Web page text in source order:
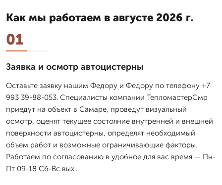
Как мы работаем в августе 2026 г.
01
Заявка и осмотр автоцистерны
Оставьте заявку нашим Федору и Федору по телефону +7
993 39-88-053. Специалисты компании ТепломастерСмр
приедут на объект в Самаре, проведут визуальный
осмотр, оценят текущее состояние внутренней и внешней
поверхности автоцистерны, определят необходимый
объем работ и возможные ограничивающие факторы.
Работаем по согласованию в удобное для вас время — Пн-
Пт 09-18 Сб-Вс вых..